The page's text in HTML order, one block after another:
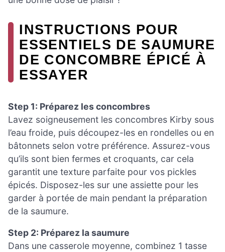
INSTRUCTIONS POUR
ESSENTIELS DE SAUMURE
DE CONCOMBRE ÉPICÉ À
ESSAYER
Step 1: Préparez les concombres
Lavez soigneusement les concombres Kirby sous
l’eau froide, puis découpez-les en rondelles ou en
bâtonnets selon votre préférence. Assurez-vous
qu’ils sont bien fermes et croquants, car cela
garantit une texture parfaite pour vos pickles
épicés. Disposez-les sur une assiette pour les
garder à portée de main pendant la préparation
de la saumure.
Step 2: Préparez la saumure
Dans une casserole moyenne, combinez 1 tasse